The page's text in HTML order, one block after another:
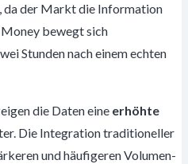
da der Markt die Information
bewegt sich
Stunden nach einem echten
die Daten eine erhöhte
Die Integration traditioneller
und häufigeren Volumen-